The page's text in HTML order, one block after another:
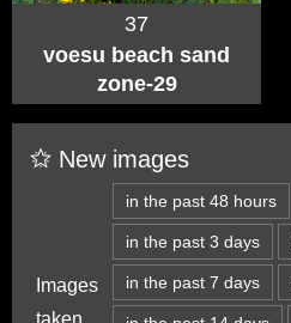
37
voesu beach sand
zone-29
New images
Images
taken
in the past 48 hours
in the past 3 days
in the past 7 days